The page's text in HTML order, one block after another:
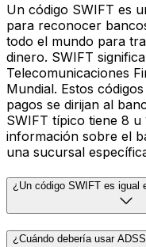
Un código SWIFT es
para reconocer
todo el mundo para
dinero. SWIFT
Telecomunicaciones
Mundial. Estos
pagos se dirijan al
SWIFT típico tiene 8 u
información sobre el
una sucursal
¿Un código SWIFT es igual
¿Cuándo debería usar